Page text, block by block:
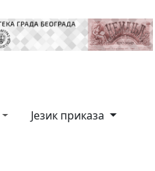
Језик приказа